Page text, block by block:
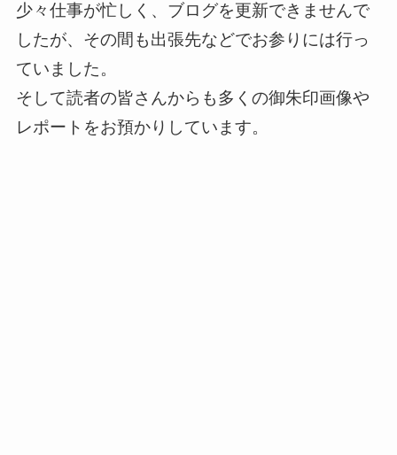
少々仕事が忙しく、ブログを更新できませんで
したが、その間も出張先などでお参りには行っ
ていました。
そして読者の皆さんからも多くの御朱印画像や
レポートをお預かりしています。